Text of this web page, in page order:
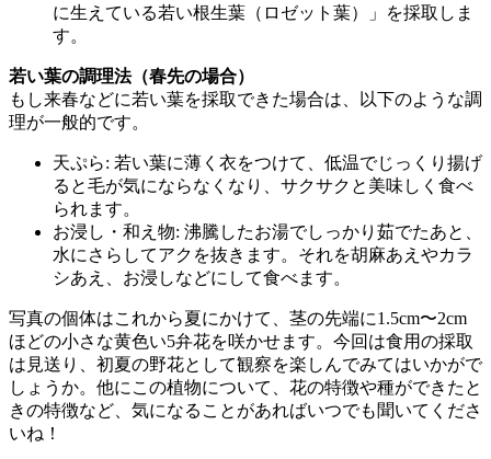
に生えている若い根生葉（ロゼット葉）」を採取しま
す。
若い葉の調理法（春先の場合）
もし来春などに若い葉を採取できた場合は、以下のような調
理が一般的です。
天ぷら: 若い葉に薄く衣をつけて、低温でじっくり揚げ
ると毛が気にならなくなり、サクサクと美味しく食べ
られます。
お浸し・和え物: 沸騰したお湯でしっかり茹でたあと、
水にさらしてアクを抜きます。それを胡麻あえやカラ
シあえ、お浸しなどにして食べます。
写真の個体はこれから夏にかけて、茎の先端に1.5cm〜2cm
ほどの小さな黄色い5弁花を咲かせます。今回は食用の採取
は見送り、初夏の野花として観察を楽しんでみてはいかがで
しょうか。他にこの植物について、花の特徴や種ができたと
きの特徴など、気になることがあればいつでも聞いてくださ
いね！